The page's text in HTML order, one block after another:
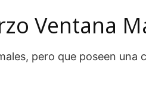
Ventana
pero que poseen una